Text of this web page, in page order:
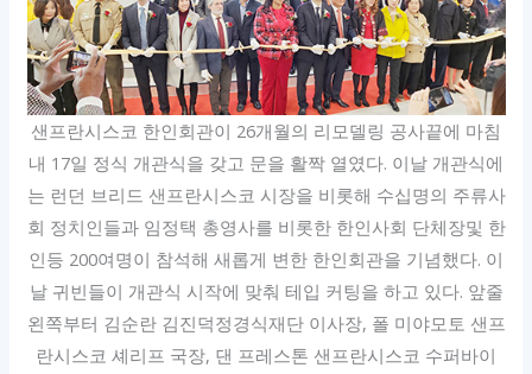
샌프란시스코 한인회관이 26개월의 리모델링 공사끝에 마침
내 17일 정식 개관식을 갖고 문을 활짝 열였다. 이날 개관식에
는 런던 브리드 샌프란시스코 시장을 비롯해 수십명의 주류사
회 정치인들과 임정택 총영사를 비롯한 한인사회 단체장및 한
인등 200여명이 참석해 새롭게 변한 한인회관을 기념했다. 이
날 귀빈들이 개관식 시작에 맞춰 테입 커팅을 하고 있다. 앞줄
왼쪽부터 김순란 김진덕정경식재단 이사장, 폴 미야모토 샌프
란시스코 셰리프 국장, 댄 프레스톤 샌프란시스코 수퍼바이